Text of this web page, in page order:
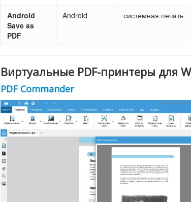
Android
Save as
PDF
Android системная печать
Виртуальные PDF-принтеры для
PDF Commander